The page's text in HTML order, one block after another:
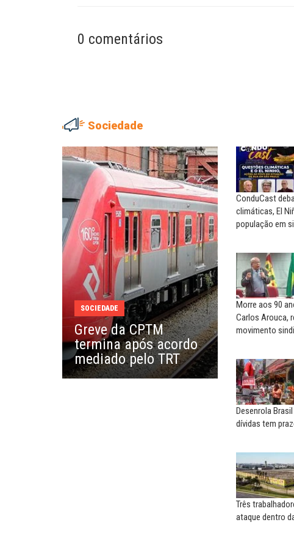
0 comentários
Sociedade
SOCIEDADE
Greve da CPTM
termina após acordo
mediado pelo TRT
ConduCast
climáticas, El
população em
Morre aos 90
Carlos Arouca,
movimento
Desenrola
dívidas tem
Três
ataque dentro
EDUARDO ANNUNCIATO CHICÃO
Sem salário digno e proteção
social, não existe...
EUSÉBIO PINTO NETO
A fortaleza do sindicato
SERGIO LUIZ LEITE (SERGINHO)
Saúde mental:
responsabilidade de todos
MARCOS VERLAINE
Nem reconstruir, nem
reinventar, o sindicalismo
precisa voltar...